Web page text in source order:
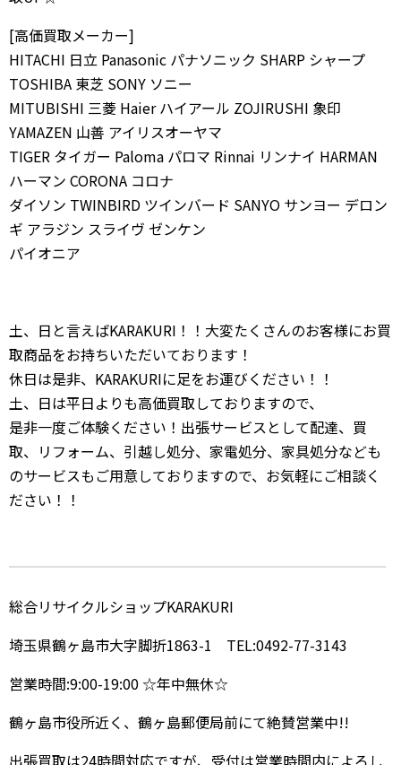
[高価買取メーカー]
HITACHI 日立 Panasonic パナソニック SHARP シャープ
TOSHIBA 東芝 SONY ソニー
MITUBISHI 三菱 Haier ハイアール ZOJIRUSHI 象印
YAMAZEN 山善 アイリスオーヤマ
TIGER タイガー Paloma パロマ Rinnai リンナイ HARMAN
ハーマン CORONA コロナ
ダイソン TWINBIRD ツインバード SANYO サンヨー デロン
ギ アラジン スライヴ ゼンケン
パイオニア
土、日と言えばKARAKURI！！大変たくさんのお客様にお買
取商品をお持ちいただいております！
休日は是非、KARAKURIに足をお運びください！！
土、日は平日よりも高価買取しておりますので、
是非一度ご体験ください！出張サービスとして配達、買
取、リフォーム、引越し処分、家電処分、家具処分なども
のサービスもご用意しておりますので、お気軽にご相談く
ださい！！
総合リサイクルショップKARAKURI
埼玉県鶴ヶ島市大字脚折1863-1 TEL:0492-77-3143
営業時間:9:00-19:00 ☆年中無休☆
鶴ヶ島市役所近く、鶴ヶ島郵便局前にて絶賛営業中!!
出張買取は24時間対応ですが、受付は営業時間内によろし